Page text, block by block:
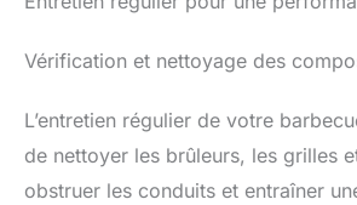
Vérification et nettoyage des
L’entretien régulier de votre
de nettoyer les brûleurs, les grilles
obstruer les conduits et entraîner